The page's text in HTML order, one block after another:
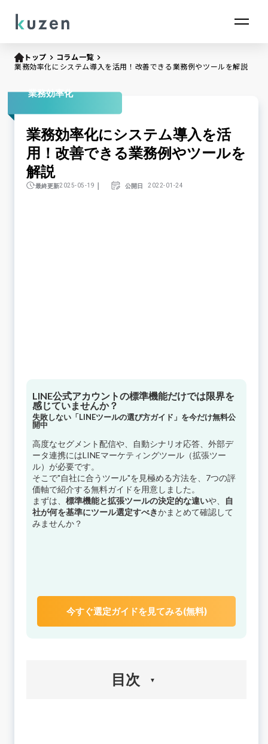
トップ keyboard_arrow_right コラム一覧keyboard_arrow_right
業務効率化にシステム導入を活用！改善できる業務例やツールを解説
業務効率化
業務効率化にシステム導入を活
用！改善できる業務例やツールを
解説
最終更新2025-05-19 ｜ 公開日 2022-01-24
LINE公式アカウントの標準機能だけでは限界を
感じていませんか？
失敗しない「LINEツールの選び方ガイド」を今だけ無料公
開中
高度なセグメント配信や、自動シナリオ応答、外部デ
ータ連携にはLINEマーケティングツール（拡張ツー
ル）が必要です。
そこで"自社に合うツール"を見極める方法を、7つの評
価軸で紹介する無料ガイドを用意しました。
まずは、 標準機能と拡張ツールの決定的な違いや、
自
社が何を基準にツール選定すべきかまとめて確認して
みませんか？
今すぐ選定ガイドを見てみる(無料)
目次